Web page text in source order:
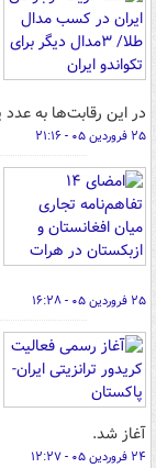
در این رقابت‌ها به عدد
۲۵ فروردین ۰۵ - ۲۱:۱۶
۲۵ فروردین ۰۵ - ۱۶:۲۸
آغاز شد.
۲۴ فروردین ۰۵ - ۱۲:۲۷